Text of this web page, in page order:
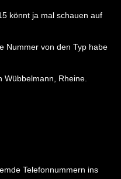
könnt ja mal schauen auf
Nummer von den Typ habe
Wübbelmann, Rheine.
Telefonnummern ins